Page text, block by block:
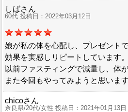
しばさん
60代 投稿日：2022年03月12日
娘が私の体を心配し、プレゼント
効果を実感しリピートしています。
以前ファスティングで減量し、体
また今回もやってみようと思います
chicoさん
奈良県/20代/女性 投稿日：2021年01月13日